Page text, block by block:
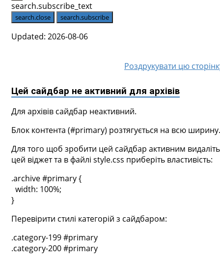
search.subscribe_text
search.close search.subscribe
Updated: 2026-08-06
Роздрукувати цю
Цей сайдбар не активний для архівів
Для архівів сайдбар неактивний.
Блок контента (#primary) розтягується на всю ширину.
Для того щоб зробити цей сайдбар активним видаліть
цей віджет та в файлі style.css приберіть властивість:
.archive #primary {
width: 100%;
}
Перевірити стилі категорій з сайдбаром:
.category-199 #primary
.category-200 #primary